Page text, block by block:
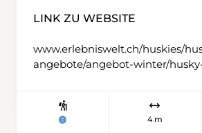
LINK ZU WEBSITE
www.erlebniswelt.ch/huskies/
angebote/angebot-winter/
4 m